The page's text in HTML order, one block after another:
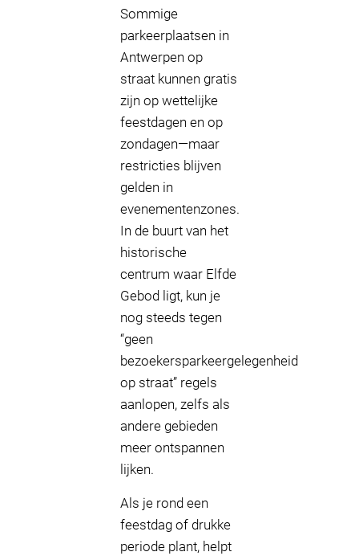
Sommige
parkeerplaatsen in
Antwerpen op
straat kunnen gratis
zijn op wettelijke
feestdagen en op
zondagen—maar
restricties blijven
gelden in
evenementenzones.
In de buurt van het
historische
centrum waar Elfde
Gebod ligt, kun je
nog steeds tegen
“geen
bezoekersparkeergelegenheid
op straat” regels
aanlopen, zelfs als
andere gebieden
meer ontspannen
lijken.
Als je rond een
feestdag of drukke
periode plant, helpt